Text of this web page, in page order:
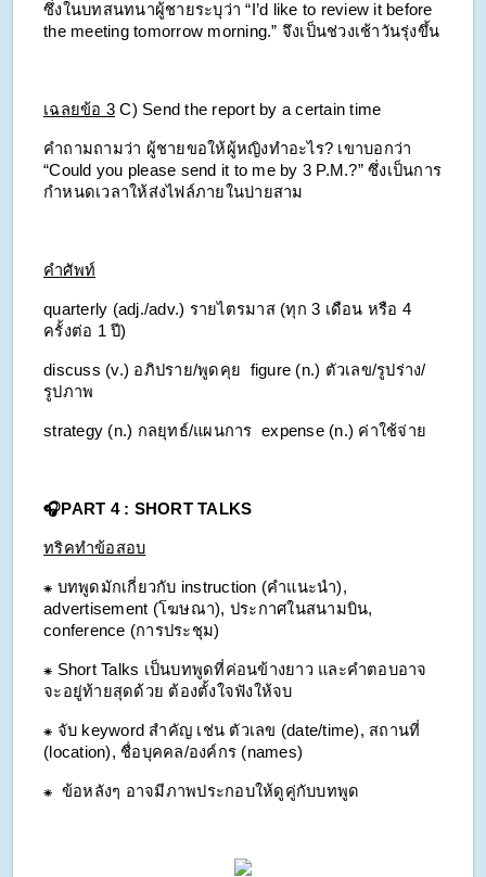
ซึ่งในบทสนทนาผู้ชายระบุว่า “I’d like to review it before
the meeting tomorrow morning.” จึงเป็นช่วงเช้าวันรุ่งขึ้น
เฉลยข้อ 3 C) Send the report by a certain time
คำถามถามว่า ผู้ชายขอให้ผู้หญิงทำอะไร? เขาบอกว่า
“Could you please send it to me by 3 P.M.?” ซึ่งเป็นการ
กำหนดเวลาให้ส่งไฟล์ภายในบ่ายสาม
คำศัพท์
quarterly (adj./adv.) รายไตรมาส (ทุก 3 เดือน หรือ 4
ครั้งต่อ 1 ปี)
discuss (v.) อภิปราย/พูดคุย
figure (n.) ตัวเลข/รูปร่าง/
รูปภาพ
strategy (n.) กลยุทธ์/แผนการ expense (n.) ค่าใช้จ่าย
🎧PART 4 : SHORT TALKS
ทริคทำข้อสอบ
⁕ บทพูดมักเกี่ยวกับ instruction (คำแนะนำ),
advertisement (โฆษณา), ประกาศในสนามบิน,
conference (การประชุม)
⁕ Short Talks เป็นบทพูดที่ค่อนข้างยาว และคำตอบอาจ
จะอยู่ท้ายสุดด้วย ต้องตั้งใจฟังให้จบ
⁕ จับ keyword สำคัญ เช่น ตัวเลข (date/time), สถานที่
(location), ชื่อบุคคล/องค์กร (names)
⁕  ข้อหลังๆ อาจมีภาพประกอบให้ดูคู่กับบทพูด